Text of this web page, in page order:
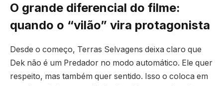
O grande diferencial do filme:
quando o “vilão” vira protagonista
Desde o começo, Terras Selvagens deixa claro que
Dek não é um Predador no modo automático. Ele quer
respeito, mas também quer sentido. Isso o coloca em